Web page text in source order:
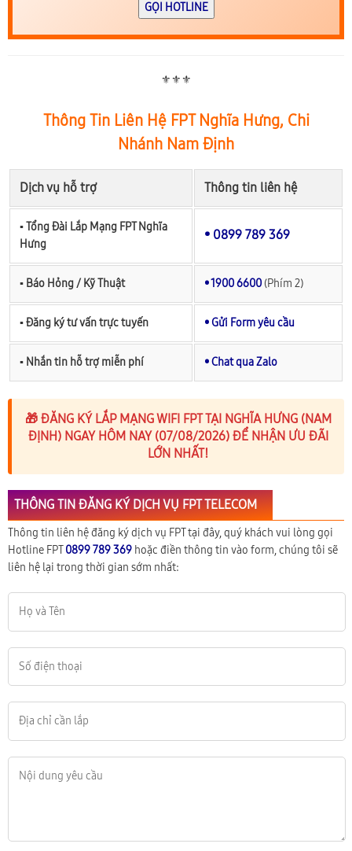
GỌI HOTLINE
⚜️⚜️⚜️
Thông Tin Liên Hệ FPT Nghĩa Hưng, Chi
Nhánh Nam Định
Dịch vụ hỗ trợ Thông tin liên hệ
▪︎ Tổng Đài Lắp Mạng FPT Nghĩa
Hưng
• 0899 789 369
▪︎ Báo Hỏng / Kỹ Thuật • 1900 6600 (Phím 2)
▪︎ Đăng ký tư vấn trực tuyến • Gửi Form yêu cầu
▪︎ Nhắn tin hỗ trợ miễn phí • Chat qua Zalo
🎁 ĐĂNG KÝ LẮP MẠNG WIFI FPT TẠI NGHĨA HƯNG (NAM
ĐỊNH) NGAY HÔM NAY (07/08/2026) ĐỂ NHẬN ƯU ĐÃI
LỚN NHẤT!
THÔNG TIN ĐĂNG KÝ DỊCH VỤ FPT TELECOM
Thông tin liên hệ đăng ký dịch vụ FPT tại đây, quý khách vui lòng gọi
Hotline FPT0899 789 369 hoặc điền thông tin vào form, chúng tôi sẽ
liên hệ lại trong thời gian sớm nhất: